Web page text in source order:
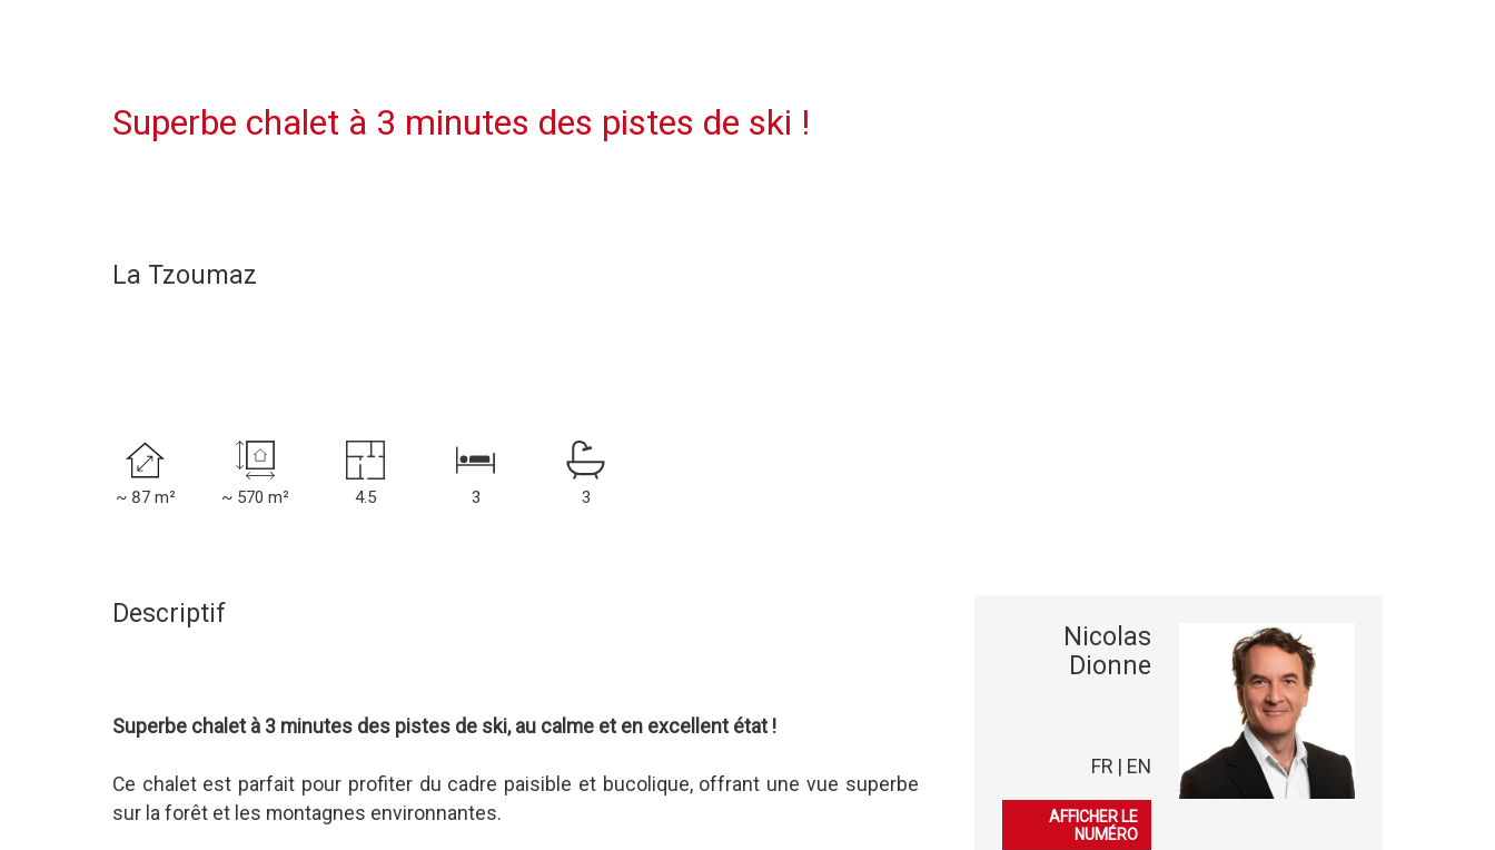
Superbe chalet à 3 minutes des pistes de ski !
La Tzoumaz
~ 87 m² ~ 570 m² 4.5 3 3
Descriptif
Superbe chalet à 3 minutes des pistes de ski, au calme et en excellent état !
Ce chalet est parfait pour profiter du cadre paisible et bucolique, offrant une vue superbe
sur la forêt et les montagnes environnantes.
Nicolas
Dionne
FR | EN
079 936 71 28
AFFICHER LE
NUMÉRO